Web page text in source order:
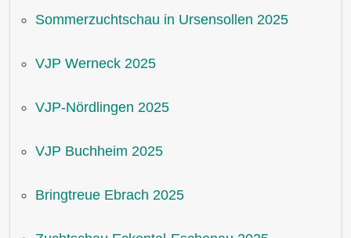
Sommerzuchtschau in Ursensollen 2025
VJP Werneck 2025
VJP-Nördlingen 2025
VJP Buchheim 2025
Bringtreue Ebrach 2025